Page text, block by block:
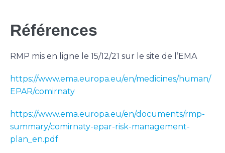
Références
RMP mis en ligne le 15/12/21 sur le site de l’EMA
https://www.ema.europa.eu/en/medicines/human/
EPAR/comirnaty
https://www.ema.europa.eu/en/documents/rmp-
summary/comirnaty-epar-risk-management-
plan_en.pdf